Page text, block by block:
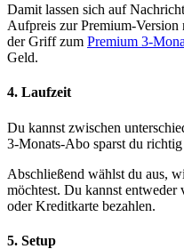
Damit lassen sich auf
Aufpreis zur Premium-
der Griff zum Premium 3-
Geld.
4. Laufzeit
Du kannst zwischen
3-Monats-Abo sparst du
Abschließend wählst du aus,
möchtest. Du kannst entweder
oder Kreditkarte bezahlen.
5. Setup